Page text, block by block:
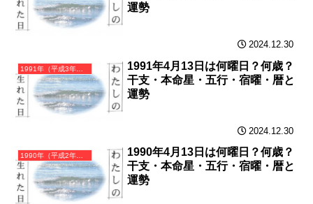
運勢
2024.12.30
1991年（平成3年）辛未（かのとひつじ）・未年（ひつじ年）カレンダー（月曜はじまり）
1991年4月13日は何曜日？何歳？
干支・本命星・五行・宿曜・暦と
運勢
2024.12.30
1990年（平成2年）庚午（かのえうま）・午年（うま年）カレンダー（月曜はじまり）
1990年4月13日は何曜日？何歳？
干支・本命星・五行・宿曜・暦と
運勢